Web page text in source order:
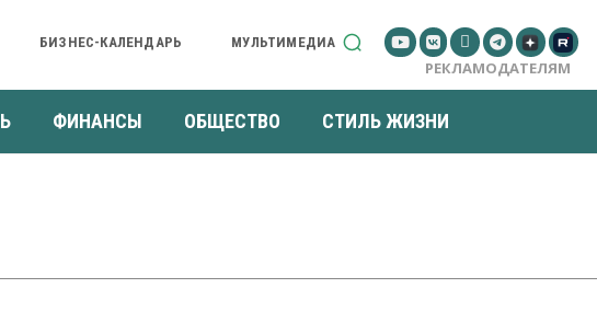
БИЗНЕС-КАЛЕНДАРЬ МУЛЬТИМЕДИА
РЕКЛАМОДАТЕЛЯМ
ФИНАНСЫ ОБЩЕСТВО СТИЛЬ ЖИЗНИ